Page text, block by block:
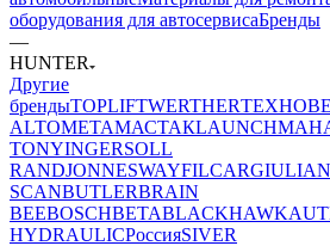
оборудования для автосервисаБренды
—
HUNTER
Другие
брендыTOPLIFTWERTHER
ALTOМЕТАМАСТАКLAUNCH
TONYINGERSOLL
RANDJONNESWAYFILCAR
SCANBUTLERBRAIN
BEEBOSCHBETABLACKHAWK
HYDRAULICРоссияSIVER